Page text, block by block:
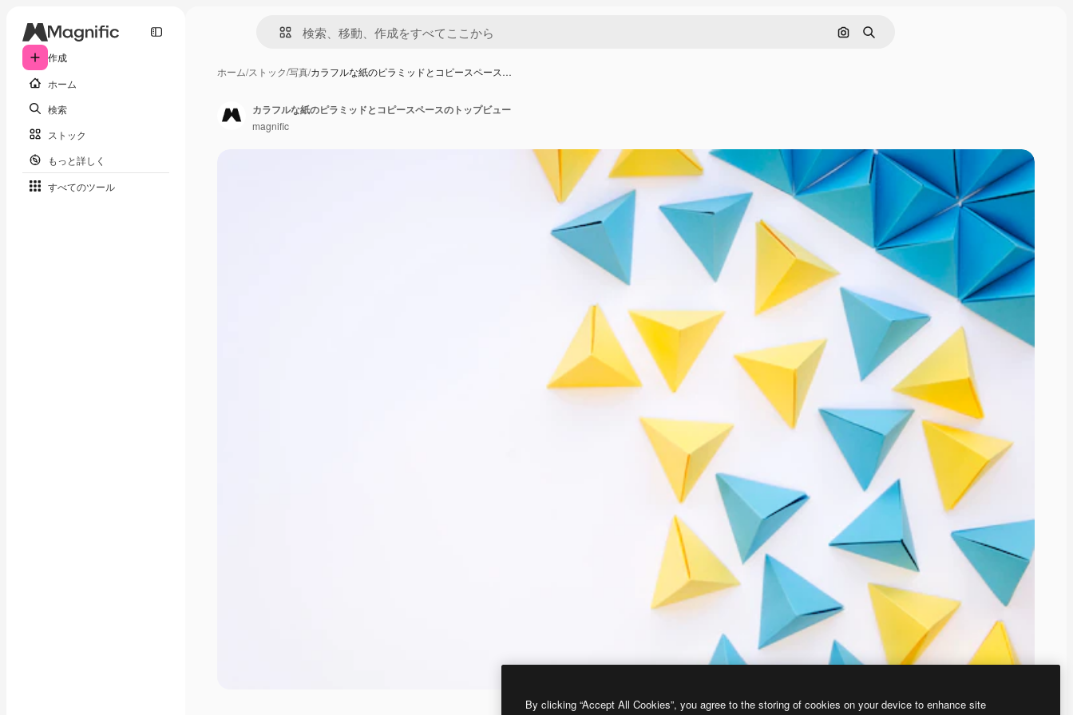
作成
ホーム
検索
ストック
もっと詳しく
すべてのツール
画像で検索
検索
ホーム/ストック/写真/カラフルな紙のピラミッドとコピースペース…
カラフルな紙のピラミッドとコピースペースのトップビュー
magnific
By clicking “Accept All Cookies”, you agree to the storing of cookies on your device to enhance site